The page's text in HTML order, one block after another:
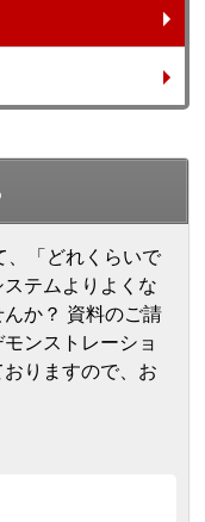
、「どれくらいで
テムよりよくな
か？ 資料のご請
ンストレーショ
りますので、お